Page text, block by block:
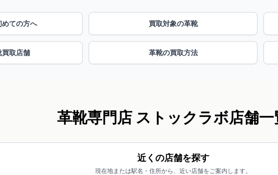
ての方へ 買取対象の革靴
買取店舗 革靴の買取方法
革靴専門店 ストックラボ店舗一
近くの店舗を探す
現在地または駅名・住所から、近い店舗をご案内します。